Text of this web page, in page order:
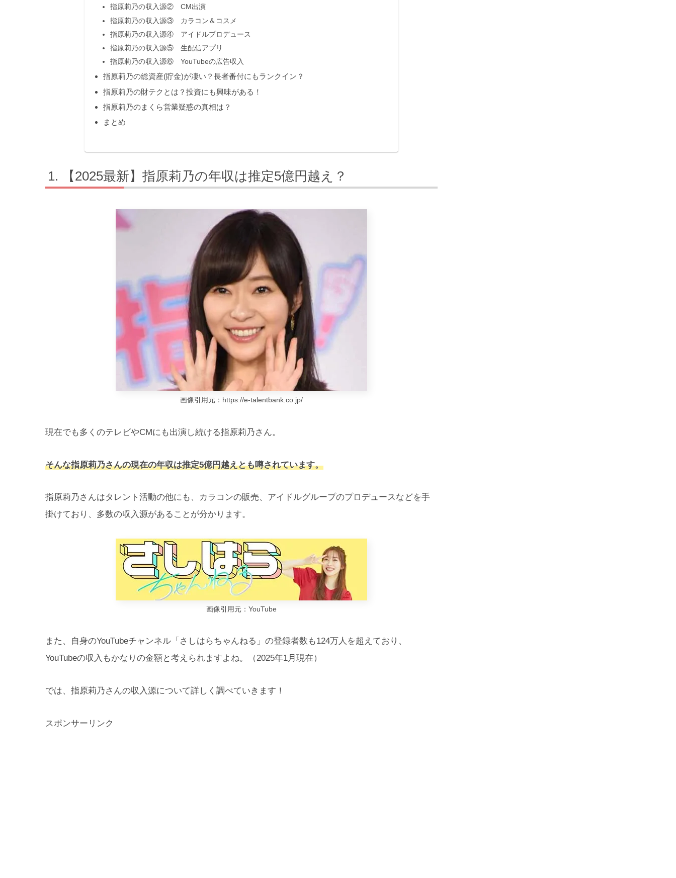
指原莉乃の収入源② CM出演
指原莉乃の収入源③ カラコン＆コスメ
指原莉乃の収入源④ アイドルプロデュース
指原莉乃の収入源⑤ 生配信アプリ
指原莉乃の収入源⑥ YouTubeの広告収入
指原莉乃の総資産(貯金)が凄い？長者番付にもランクイン？
指原莉乃の財テクとは？投資にも興味がある！
指原莉乃のまくら営業疑惑の真相は？
まとめ
【2025最新】指原莉乃の年収は推定5億円越え？
画像引用元：https://e-talentbank.co.jp/
現在でも多くのテレビやCMにも出演し続ける指原莉乃さん。
そんな指原莉乃さんの現在の年収は推定5億円越えとも噂されています。
指原莉乃さんはタレント活動の他にも、カラコンの販売、アイドルグループのプロデュースなどを手
掛けており、多数の収入源があることが分かります。
画像引用元：YouTube
また、自身のYouTubeチャンネル「さしはらちゃんねる」の登録者数も124万人を超えており、
YouTubeの収入もかなりの金額と考えられますよね。（2025年1月現在）
では、指原莉乃さんの収入源について詳しく調べていきます！
スポンサーリンク